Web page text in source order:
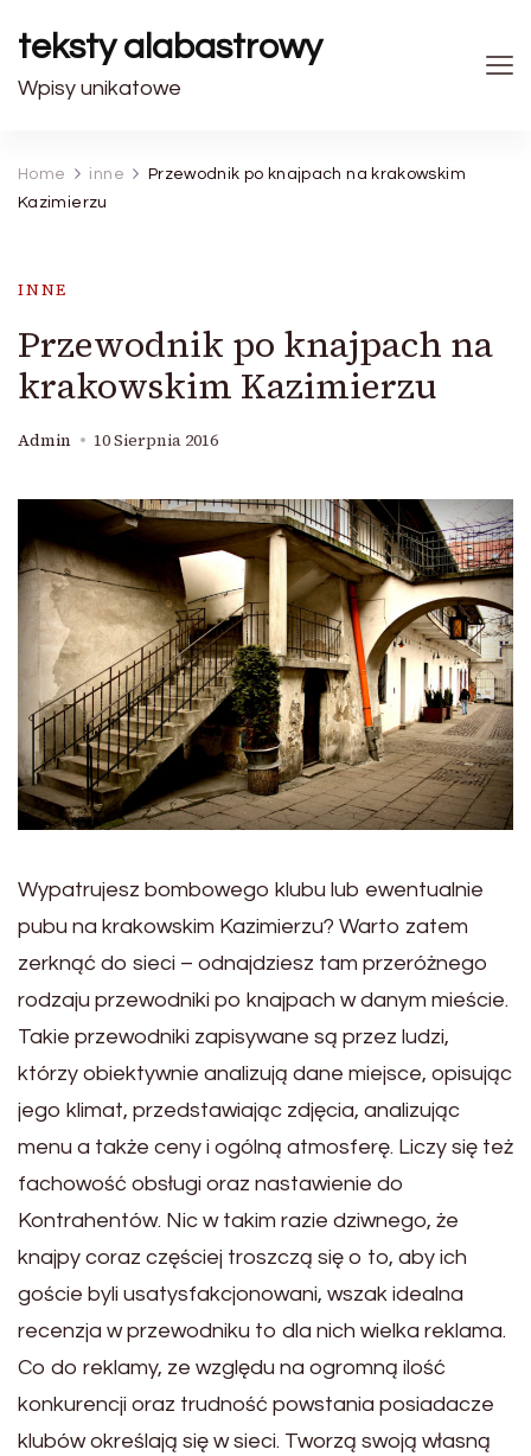
teksty alabastrowy
Wpisy unikatowe
Home inne
Przewodnik po knajpach na krakowskim
Kazimierzu
INNE
Przewodnik po knajpach na
krakowskim Kazimierzu
Admin 10 Sierpnia 2016
Wypatrujesz bombowego klubu lub ewentualnie
pubu na krakowskim Kazimierzu? Warto zatem
zerknąć do sieci – odnajdziesz tam przeróżnego
rodzaju przewodniki po knajpach w danym mieście.
Takie przewodniki zapisywane są przez ludzi,
którzy obiektywnie analizują dane miejsce, opisując
jego klimat, przedstawiając zdjęcia, analizując
menu a także ceny i ogólną atmosferę. Liczy się też
fachowość obsługi oraz nastawienie do
Kontrahentów. Nic w takim razie dziwnego, że
knajpy coraz częściej troszczą się o to, aby ich
goście byli usatysfakcjonowani, wszak idealna
recenzja w przewodniku to dla nich wielka reklama.
Co do reklamy, ze względu na ogromną ilość
konkurencji oraz trudność powstania posiadacze
klubów określają się w sieci. Tworzą swoją własną